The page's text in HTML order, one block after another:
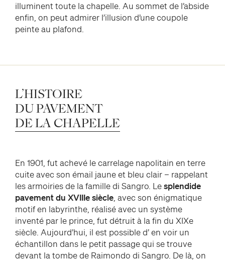
illuminent toute la chapelle. Au sommet de l’abside
enfin, on peut admirer l’illusion d’une coupole
peinte au plafond.
L’HISTOIRE
DU PAVEMENT
DELA CHAPELLE
En 1901, fut achevé le carrelage napolitain en terre
cuite avec son émail jaune et bleu clair – rappelant
les armoiries de la famille di Sangro. Lesplendide
pavement du XVIIIe siècle, avec son énigmatique
motif en labyrinthe, réalisé avec un système
inventé par le prince, fut détruit à la fin du XIXe
siècle. Aujourd’hui, il est possible d’ en voir un
échantillon dans le petit passage qui se trouve
devant la tombe de Raimondo di Sangro. De là, on